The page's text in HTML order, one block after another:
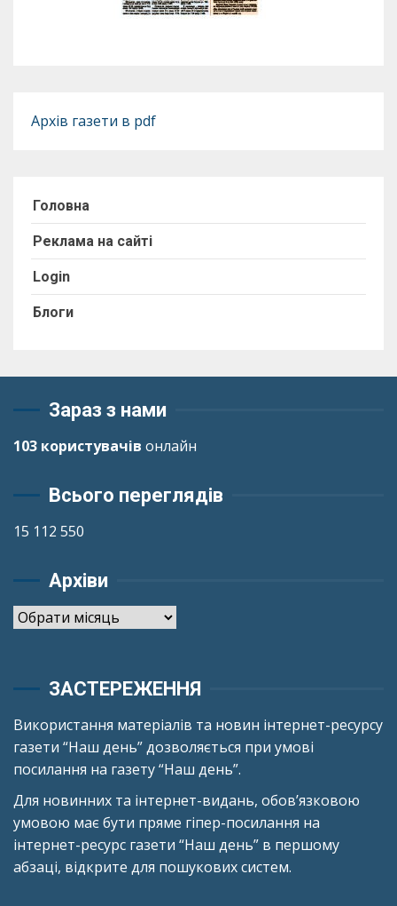
Архів газети в pdf
Головна
Реклама на сайті
Login
Блоги
Зараз з нами
103 користувачів онлайн
Всього переглядів
15 112 550
Архіви
Архіви
ЗАСТЕРЕЖЕННЯ
Використання матеріалів та новин інтернет-ресурсу
газети “Наш день” дозволяється при умові
посилання на газету “Наш день”.
Для новинних та інтернет-видань, обов’язковою
умовою має бути пряме гіпер-посилання на
інтернет-ресурс газети “Наш день” в першому
абзаці, відкрите для пошукових систем.